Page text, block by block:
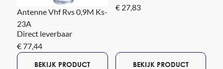
Antenne Vhf Rvs 0,9M Ks-
23A
Direct leverbaar
€ 77,44
BEKIJK PRODUCT
€ 27,83
BEKIJK PRODUCT